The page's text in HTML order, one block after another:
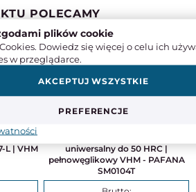
POLECAMY
-15%
L | VHM
uniwersalny do 50 HRC |
pełnowęglikowy VHM - PAFANA
SM0104T
plików cookie
Dowiedz się więcej o celu ich
w przeglądarce.
PREFERENCJE
AKCEPTUJ WSZYSTKIE